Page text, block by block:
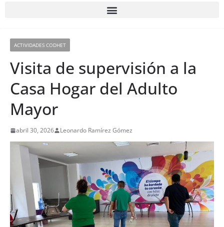
ACTIVIDADES CODHET
Visita de supervisión a la
Casa Hogar del Adulto
Mayor
abril 30, 2026 Leonardo Ramírez Gómez